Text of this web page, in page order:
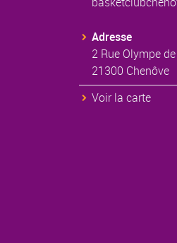
Adresse
2 Rue Olympe
21300 Chenôve
Voir la carte